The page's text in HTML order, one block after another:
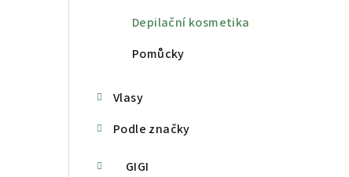
Depilační kosmetika
Pomůcky
Vlasy
Podle značky
GIGI